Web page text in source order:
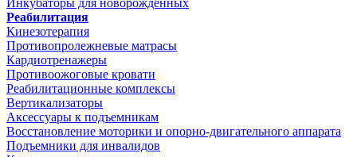
Инкубаторы для новорожденных
Реабилитация
Кинезотерапия
Противопролежневые матрасы
Кардиотренажеры
Противоожоговые кровати
Реабилитационные комплексы
Вертикализаторы
Аксессуары к подъемникам
Восстановление моторики и опорно-двигательного аппарата
Подъемники для инвалидов